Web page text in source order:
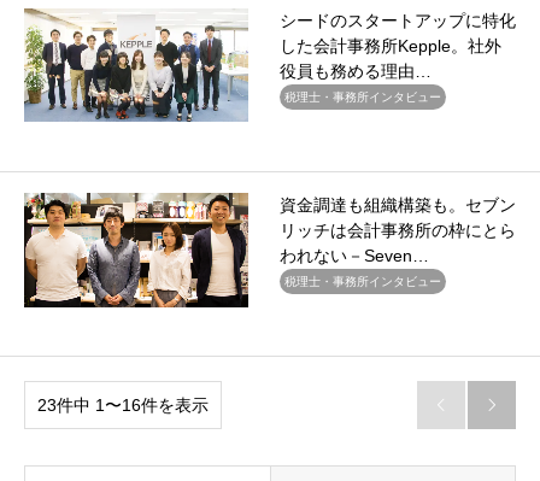
シードのスタートアップに特化
した会計事務所Kepple。社外
役員も務める理由…
税理士・事務所インタビュー
資金調達も組織構築も。セブン
リッチは会計事務所の枠にとら
われない－Seven…
税理士・事務所インタビュー
23件中 1〜16件を表示  